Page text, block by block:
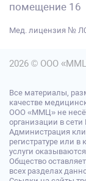
помещение 16
Мед. лицензия №
2026 © ООО
Все материалы,
качестве
ООО «ММЦ» не несёт
организации в сети
Администрация
регистратуре или
услуги
Общество
всех разделах